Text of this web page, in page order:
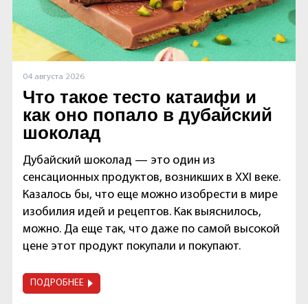
04 августа 2026
Что такое тесто катаифи и
как оно попало в дубайский
шоколад
Дубайский шоколад — это один из
сенсационных продуктов, возникших в XXI веке.
Казалось бы, что еще можно изобрести в мире
изобилия идей и рецептов. Как выяснилось,
можно. Да еще так, что даже по самой высокой
цене этот продукт покупали и покупают.
ПОДРОБНЕЕ